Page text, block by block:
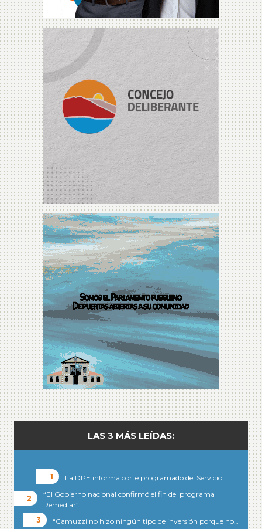
LAS 3 MÁS LEÍDAS:
La DPE informa corte programado del Servicio…
“El Gobierno nacional confirmó el fin del programa
Remediar”
“Camuzzi no hizo ningún tipo de inversión porque no…